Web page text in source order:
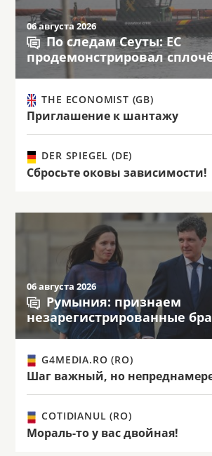
06 августа 2026
По следам Сеуты: ЕС
продемонстрировал
THE ECONOMIST (GB)
Приглашение к шантажу
DER SPIEGEL (DE)
Сбросьте оковы зависимости!
06 августа 2026
Румыния: признаем
незарегистрированные
G4MEDIA.RO (RO)
Шаг важный, но
COTIDIANUL (RO)
Мораль-то у вас двойная!